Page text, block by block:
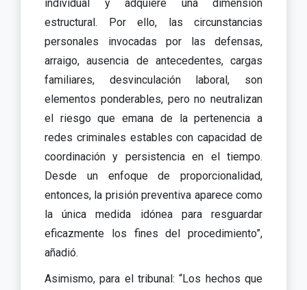
individual y adquiere una dimensión
estructural. Por ello, las circunstancias
personales invocadas por las defensas,
arraigo, ausencia de antecedentes, cargas
familiares, desvinculación laboral, son
elementos ponderables, pero no neutralizan
el riesgo que emana de la pertenencia a
redes criminales estables con capacidad de
coordinación y persistencia en el tiempo.
Desde un enfoque de proporcionalidad,
entonces, la prisión preventiva aparece como
la única medida idónea para resguardar
eficazmente los fines del procedimiento”,
añadió.
Asimismo, para el tribunal: “Los hechos que